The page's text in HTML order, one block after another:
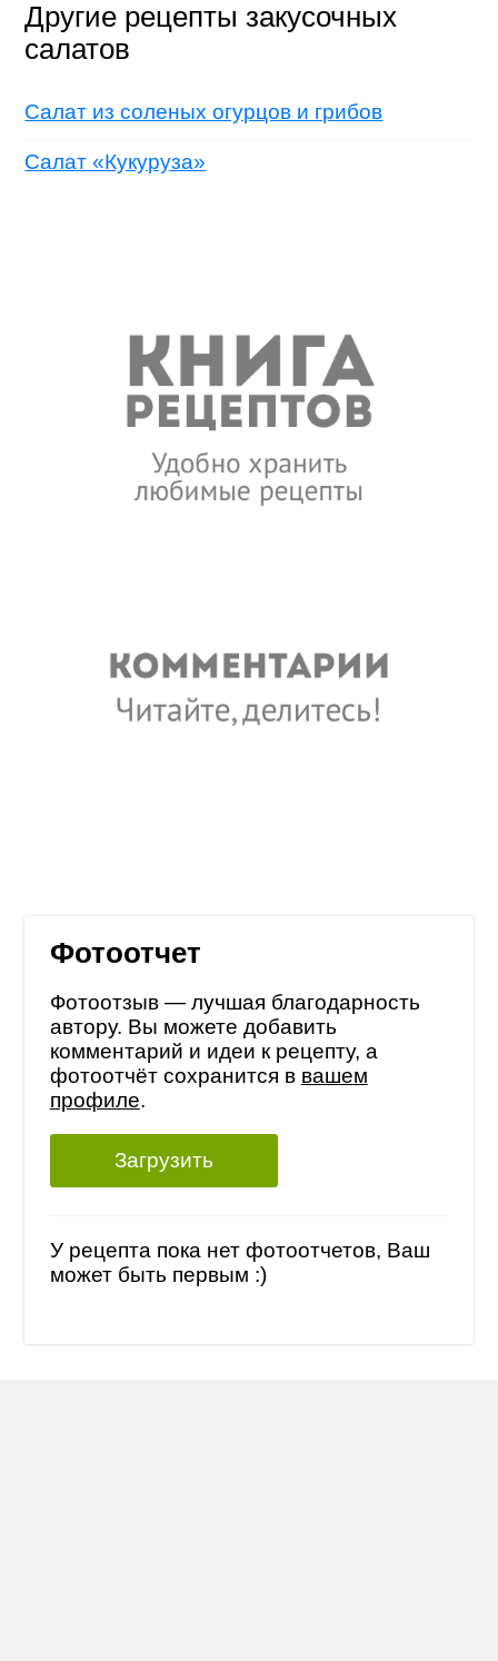
Другие рецепты закусочных
салатов
Салат из соленых огурцов и грибов
Салат «Кукуруза»
Фотоотчет
Фотоотзыв — лучшая благодарность
автору. Вы можете добавить
комментарий и идеи к рецепту, а
фотоотчёт сохранится в вашем
профиле.
Загрузить
У рецепта пока нет фотоотчетов, Ваш
может быть первым :)